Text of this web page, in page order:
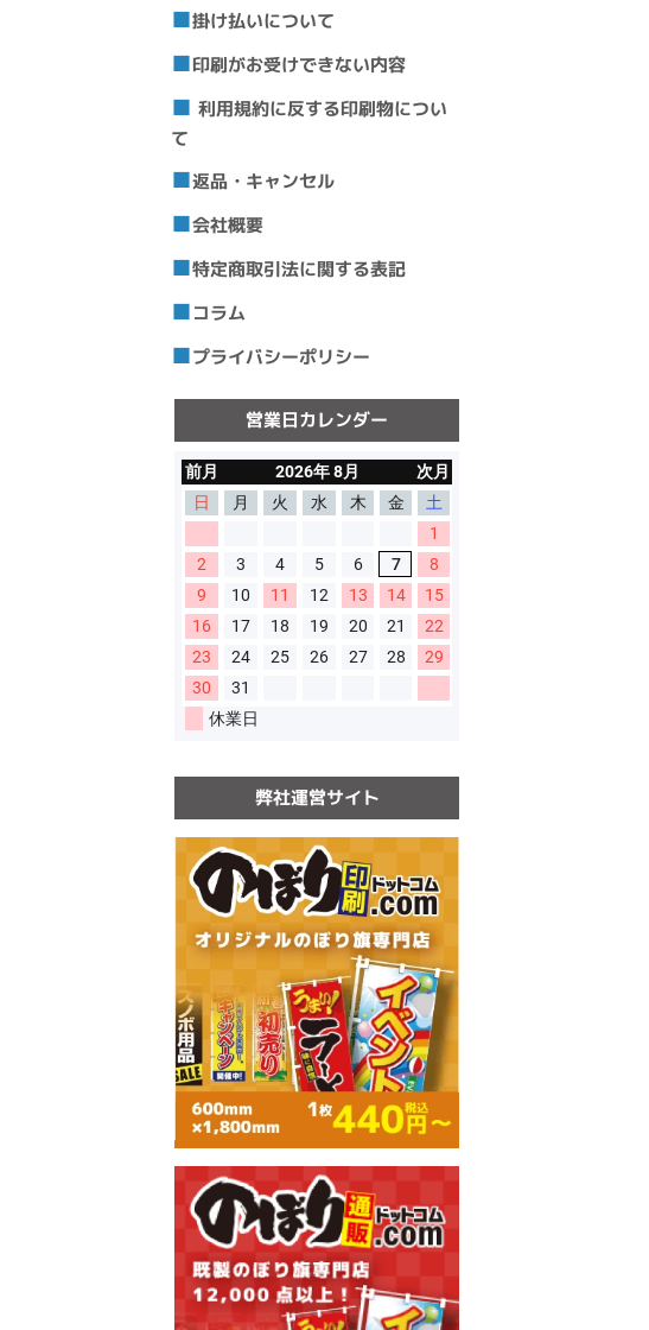
掛け払いについて
印刷がお受けできない内容
利用規約に反する印刷物につい
て
返品・キャンセル
会社概要
特定商取引法に関する表記
コラム
プライバシーポリシー
営業日カレンダー
弊社運営サイト